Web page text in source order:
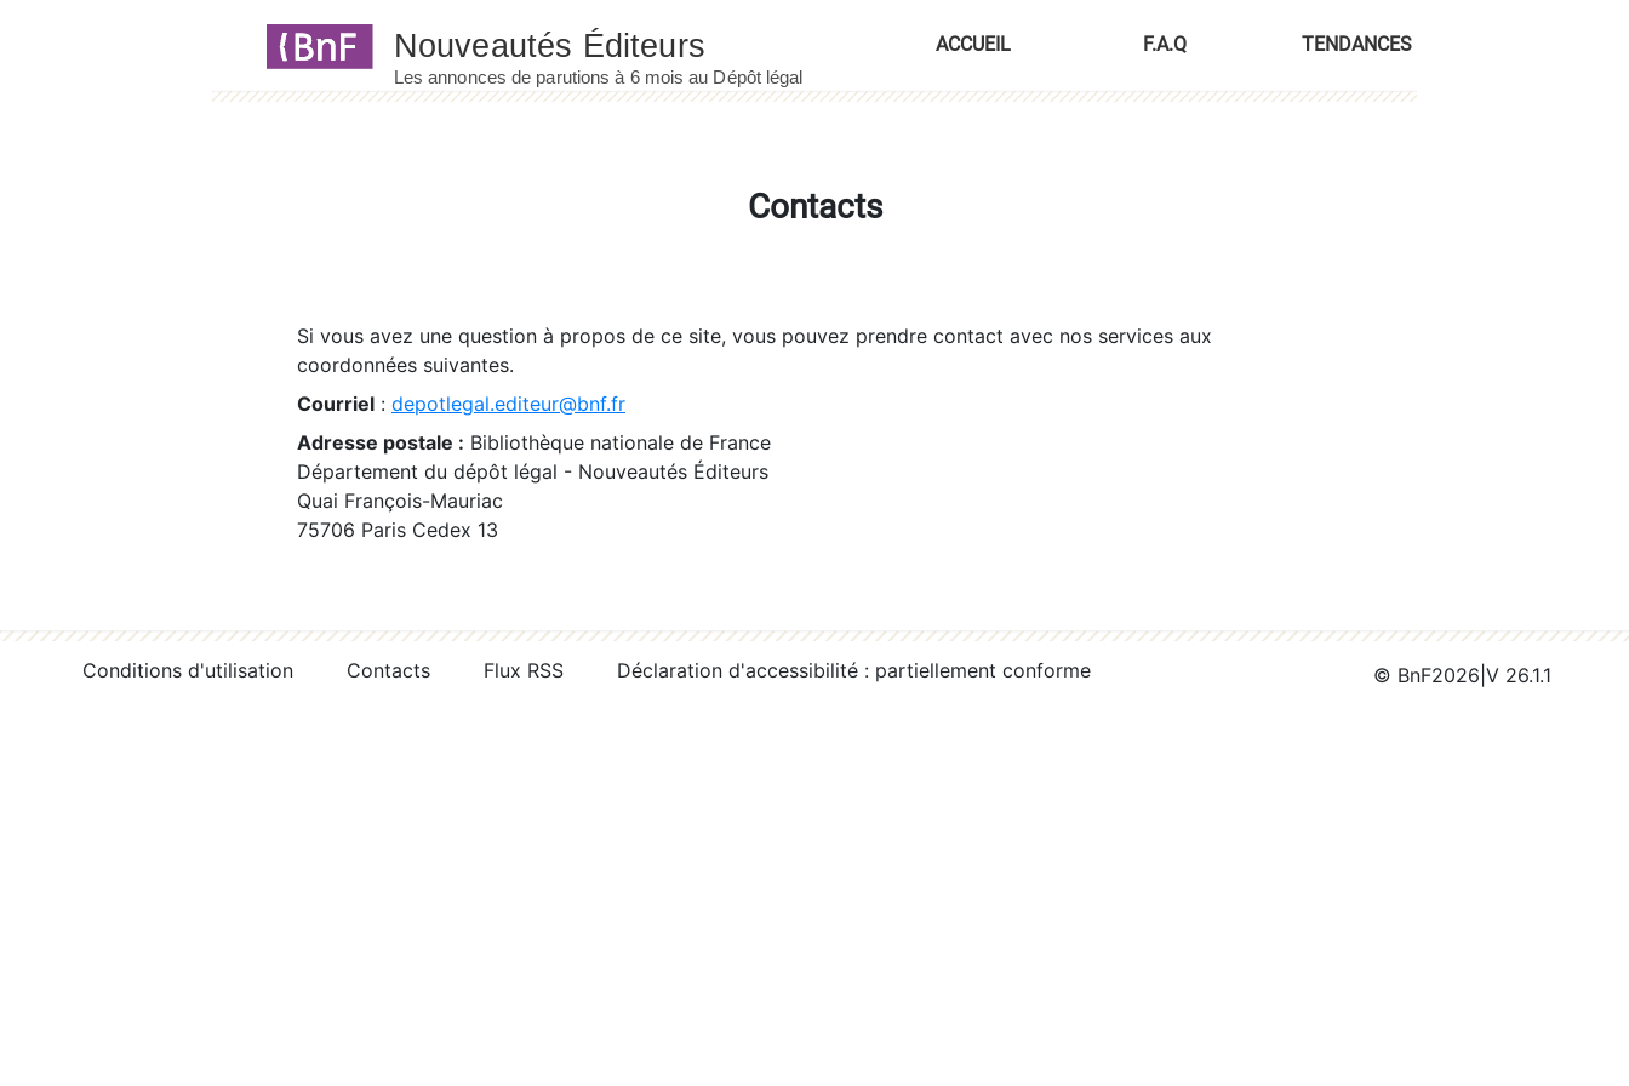
ACCUEIL F.A.Q TENDANCES
Contacts
Si vous avez une question à propos de ce site, vous pouvez prendre contact avec nos services aux
coordonnées suivantes.
Courriel : depotlegal.editeur@bnf.fr
Adresse postale : Bibliothèque nationale de France
Département du dépôt légal - Nouveautés Éditeurs
Quai François-Mauriac
75706 Paris Cedex 13
Conditions d'utilisation Contacts Flux RSS Déclaration d'accessibilité : partiellement conforme © BnF2026 V 26.1.1